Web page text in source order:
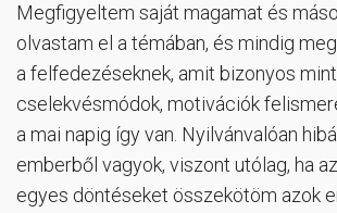
Megfigyeltem saját magamat és
olvastam el a témában, és mindig
a felfedezéseknek, amit bizonyos
cselekvésmódok, motivációk
a mai napig így van. Nyilvánvalóan
emberből vagyok, viszont utólag, ha az
egyes döntéseket összekötöm azok